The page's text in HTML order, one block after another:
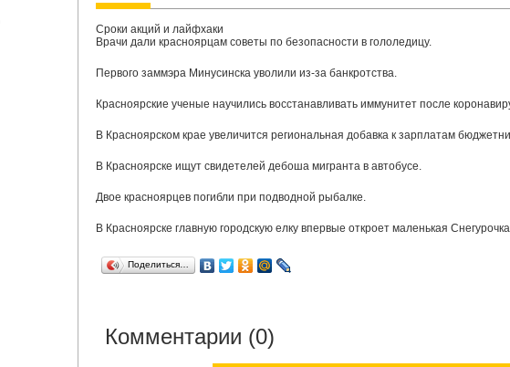
Сроки акций и лайфхаки
Врачи дали красноярцам советы по безопасности в гололедицу.
Первого заммэра Минусинска уволили из-за банкротства.
Красноярские ученые научились восстанавливать иммунитет после
В Красноярском крае увеличится региональная добавка к зарплатам
В Красноярске ищут свидетелей дебоша мигранта в автобусе.
Двое красноярцев погибли при подводной рыбалке.
В Красноярске главную городскую елку впервые откроет маленькая
Поделиться…
Комментарии (0)